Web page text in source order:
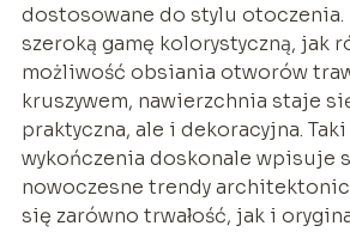
dostosowane do stylu otoczenia.
szeroką gamę kolorystyczną, jak
możliwość obsiania otworów
kruszywem, nawierzchnia staje
praktyczna, ale i dekoracyjna.
wykończenia doskonale wpisuje
nowoczesne trendy
się zarówno trwałość, jak i